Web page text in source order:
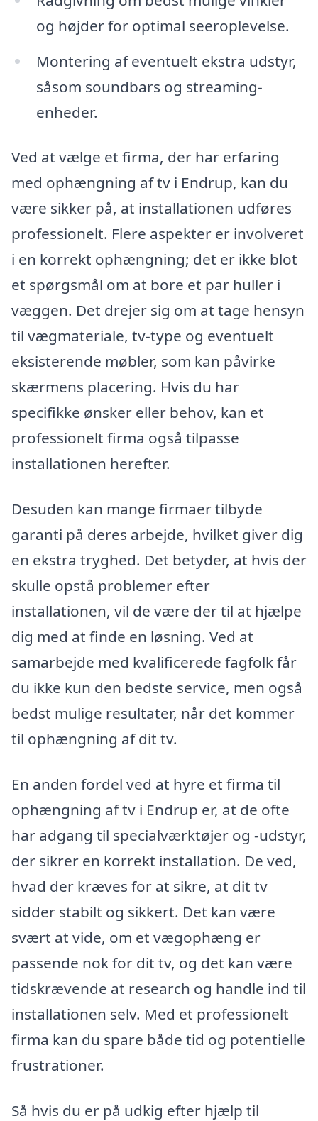
og højder for optimal seeroplevelse.
Montering af eventuelt ekstra udstyr,
såsom soundbars og streaming-
enheder.
Ved at vælge et firma, der har erfaring
med ophængning af tv i Endrup, kan du
være sikker på, at installationen udføres
professionelt. Flere aspekter er involveret
i en korrekt ophængning; det er ikke blot
et spørgsmål om at bore et par huller i
væggen. Det drejer sig om at tage hensyn
til vægmateriale, tv-type og eventuelt
eksisterende møbler, som kan påvirke
skærmens placering. Hvis du har
specifikke ønsker eller behov, kan et
professionelt firma også tilpasse
installationen herefter.
Desuden kan mange firmaer tilbyde
garanti på deres arbejde, hvilket giver dig
en ekstra tryghed. Det betyder, at hvis der
skulle opstå problemer efter
installationen, vil de være der til at hjælpe
dig med at finde en løsning. Ved at
samarbejde med kvalificerede fagfolk får
du ikke kun den bedste service, men også
bedst mulige resultater, når det kommer
til ophængning af dit tv.
En anden fordel ved at hyre et firma til
ophængning af tv i Endrup er, at de ofte
har adgang til specialværktøjer og -udstyr,
der sikrer en korrekt installation. De ved,
hvad der kræves for at sikre, at dit tv
sidder stabilt og sikkert. Det kan være
svært at vide, om et vægophæng er
passende nok for dit tv, og det kan være
tidskrævende at research og handle ind til
installationen selv. Med et professionelt
firma kan du spare både tid og potentielle
frustrationer.
Så hvis du er på udkig efter hjælp til